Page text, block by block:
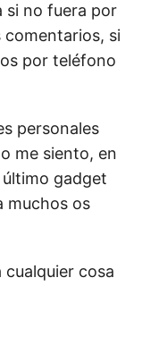
si no fuera por
comentarios, si
por teléfono
personales
me siento, en
gadget
muchos os
cosa